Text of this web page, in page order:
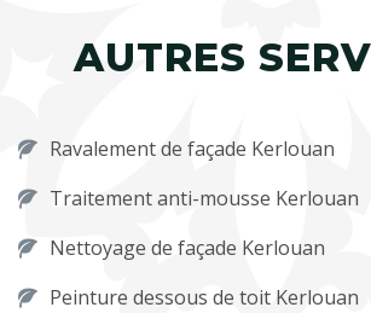
AUTRES
Ravalement de façade Kerlouan
Traitement anti-mousse Kerlouan
Nettoyage de façade Kerlouan
Peinture dessous de toit Kerlouan